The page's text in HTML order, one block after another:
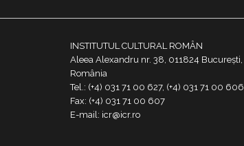
INSTITUTUL CULTURAL ROMÂN
Aleea Alexandru nr. 38, 011824 București,
România
Tel.: (+4) 031 71 00 627, (+4) 031 71 00 606
Fax: (+4) 031 71 00 607
E-mail: icr@icr.ro